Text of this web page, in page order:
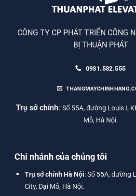
CÔNG TY CP PHÁT TRIỂN CÔNG
BỊ THUẬN PHÁT
0931.532.555
Trụ sở chính: Số 55A, đường Louis I,
Mỗ, Hà Nội.
Chi nhánh của chúng tôi
Trụ sở chính Hà Nội: Số 55A, đường
City, Đại Mỗ, Hà Nội.